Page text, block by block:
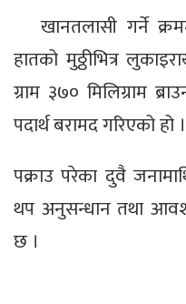
खानतलासी गर्ने
हातको मुठ्ठीभित्र
ग्राम ३७० मिलिग्राम
पदार्थ बरामद गरिएको हो ।
पक्राउ परेका दुवै
थप अनुसन्धान तथा
छ ।